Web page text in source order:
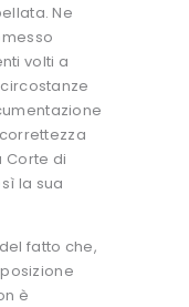
Ne
volti a
Corte di
la sua
fatto che,
è